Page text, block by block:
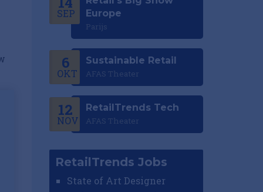
SEP
Europe
Parijs
6
OKT
Sustainable Retail
AFAS Theater
12
NOV
RetailTrends Tech
AFAS Theater
RetailTrends Jobs
State of Art Designer